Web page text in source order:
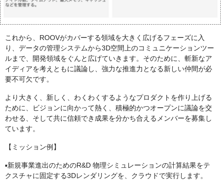
これから、ROOVがカバーする領域を大きく広げるフェーズに入
り、データの管理システムから3D空間上のコミュニケーションツー
ルまで、開発領域をぐんと広げていきます。そのために、斬新なア
イディアを考えともに議論し、強力な推進力となる新しい仲間が必
要不可欠です。
より大きく、新しく、わくわくするようなプロダクトを作り上げる
ために、ビジョンに向かって熱く、積極的かつオープンに議論を交
わせる、そして共に信頼でき成果を分かち合えるメンバーを募集し
ています。
【ミッション例】
▪︎新規事業進出のためのR&D 物理シミュレーションの計算結果をテ
クスチャに固定する3Dレンダリングを、クラウドで実行します。